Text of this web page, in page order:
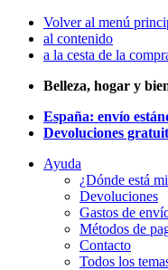
Volver al menú
al contenido
a la cesta de la
Belleza, hogar y
España: envío
Devoluciones
Ayuda
¿Dónde está
Devoluciones
Gastos de
Métodos de
Contacto
Todos los